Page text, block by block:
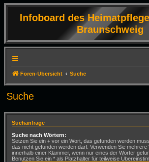
Infoboard des
Braunschweig
Foren-Übersicht Suche
Suche
Suchanfrage
Suche nach Wörtern:
Setzen Sie ein + vor ein Wort, das gefunden werden
das nicht gefunden werden darf. Verwenden Sie
innerhalb einer Klammer, wenn nur eines der Wörter
Benutzen Sie ein * als Platzhalter für teilweise